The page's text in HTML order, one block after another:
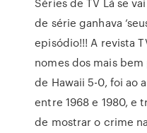
de série ganhava
episódio!!! A revista
nomes dos mais
de Hawaii 5-0, foi ao
entre 1968 e 1980, e
de mostrar o crime